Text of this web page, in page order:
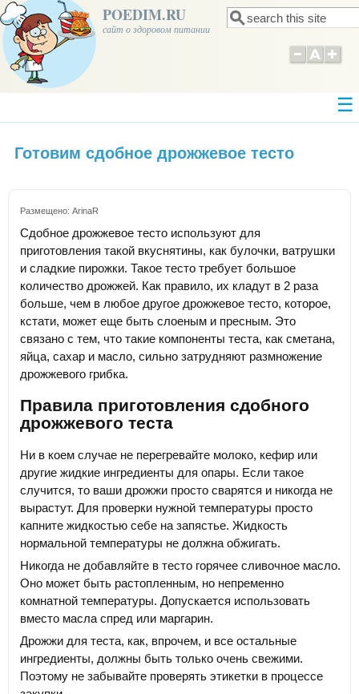
POEDIM.RU
сайт о здоровом питании Форма поиска
Поиск
Готовим сдобное дрожжевое тесто
Размещено: ArinaR
Сдобное дрожжевое тесто используют для
приготовления такой вкуснятины, как булочки, ватрушки
и сладкие пирожки. Такое тесто требует большое
количество дрожжей. Как правило, их кладут в 2 раза
больше, чем в любое другое дрожжевое тесто, которое,
кстати, может еще быть слоеным и пресным. Это
связано с тем, что такие компоненты теста, как сметана,
яйца, сахар и масло, сильно затрудняют размножение
дрожжевого грибка.
Правила приготовления сдобного
дрожжевого теста
Ни в коем случае не перегревайте молоко, кефир или
другие жидкие ингредиенты для опары. Если такое
случится, то ваши дрожжи просто сварятся и никогда не
вырастут. Для проверки нужной температуры просто
капните жидкостью себе на запястье. Жидкость
нормальной температуры не должна обжигать.
Никогда не добавляйте в тесто горячее сливочное масло.
Оно может быть растопленным, но непременно
комнатной температуры. Допускается использовать
вместо масла спред или маргарин.
Дрожжи для теста, как, впрочем, и все остальные
ингредиенты, должны быть только очень свежими.
Поэтому не забывайте проверять этикетки в процессе